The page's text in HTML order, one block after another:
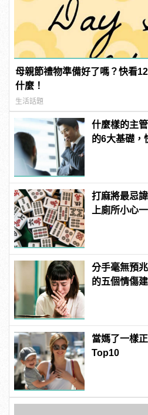
母親節禮物準備好了嗎？快看
什麼！
生活話題
什麼樣的主
的6大基礎，
打麻將最忌
上廁所小心
分手毫無預
的五個情傷建
當媽了一樣
Top10